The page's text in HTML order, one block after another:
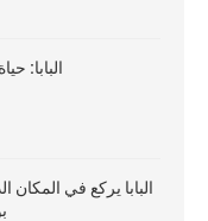
البابا:
البابا يركع في المكان